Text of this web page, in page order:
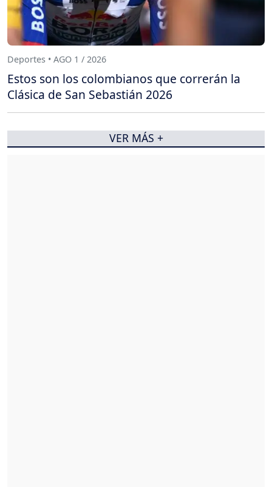
Deportes • AGO 1 / 2026
Estos son los colombianos que correrán la
Clásica de San Sebastián 2026
VER MÁS +